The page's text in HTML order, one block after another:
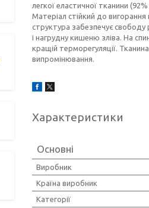
легкої еластичної тканини
Матеріал стійкий до
структура забезпечує свободу
і нагрудну кишеню зліва. На
кращій терморегуляції.
випромінювання.
Характеристики
Основні
Виробник
Країна виробник
Категорії